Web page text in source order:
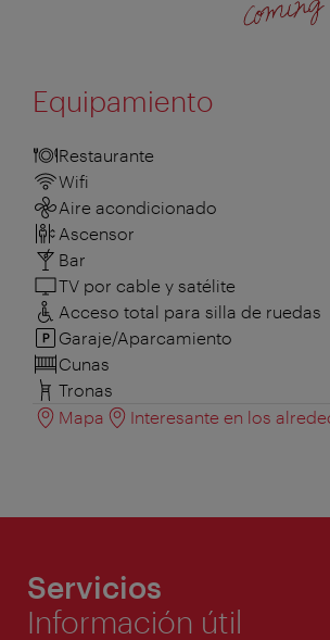
Equipamiento
Restaurante
Wifi
Aire acondicionado
Ascensor
Bar
TV por cable y satélite
Acceso total para silla de ruedas
Garaje/Aparcamiento
Cunas
Tronas
Mapa
Interesante en los
Servicios
Información útil